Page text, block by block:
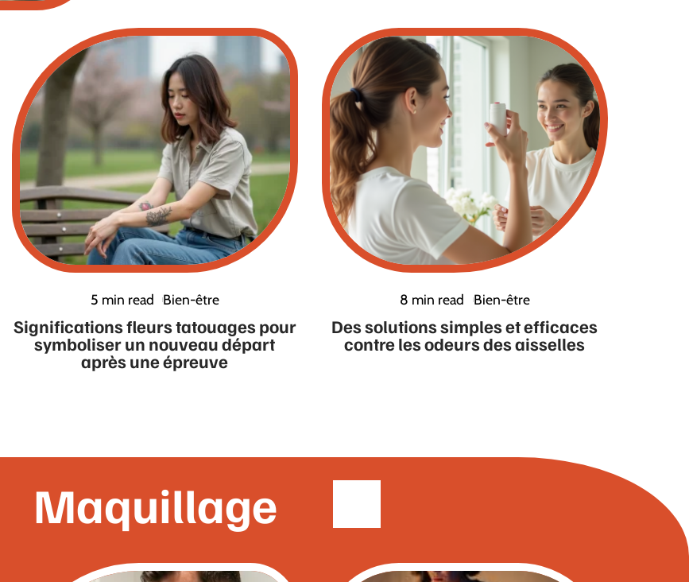
5 min read Bien-être
Significations fleurs tatouages pour
symboliser un nouveau départ
après une épreuve
8 min read Bien-être
Des solutions simples et efficaces
contre les odeurs des aisselles
Maquillage